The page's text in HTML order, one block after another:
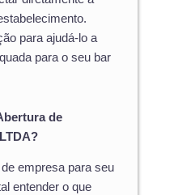
para ajudá-lo a
para o seu bar
de
empresa para seu
entender o que